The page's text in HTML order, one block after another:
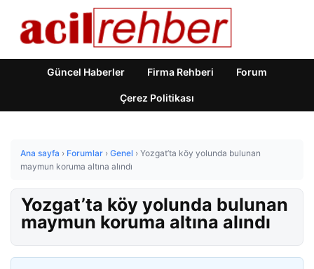
Güncel Haberler Firma Rehberi Forum
Çerez Politikası
Ana sayfa › Forumlar › Genel › Yozgat’ta köy yolunda bulunan
maymun koruma altına alındı
Yozgat’ta köy yolunda bulunan
maymun koruma altına alındı